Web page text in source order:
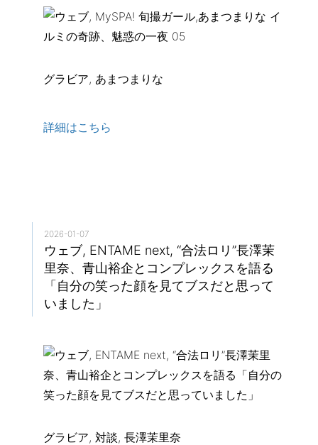
グラビア, あまつまりな
詳細はこちら
2026-01-07
ウェブ, ENTAME next, “合法ロリ”長澤茉
里奈、青山裕企とコンプレックスを語る
「自分の笑った顔を見てブスだと思って
いました」
グラビア, 対談, 長澤茉里奈